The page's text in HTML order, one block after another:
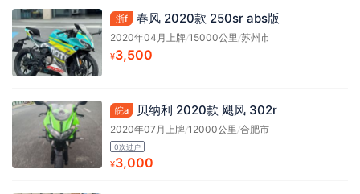
浙f 春风 2020款 250sr abs版
2020年04月上牌/15000公里/苏州市
¥3,500
皖a 贝纳利 2020款 飓风 302r
2020年07月上牌/12000公里/合肥市
0次过户
¥3,000